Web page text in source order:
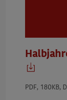
PDF,